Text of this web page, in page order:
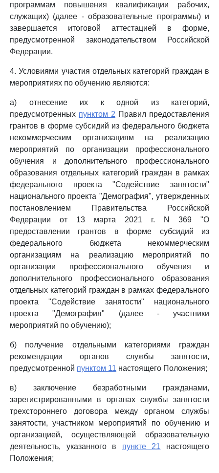
программам повышения квалификации рабочих,
служащих) (далее - образовательные программы) и
завершается итоговой аттестацией в форме,
предусмотренной законодательством Российской
Федерации.
4. Условиями участия отдельных категорий граждан в
мероприятиях по обучению являются:
а) отнесение их к одной из категорий,
предусмотренных пунктом 2 Правил предоставления
грантов в форме субсидий из федерального бюджета
некоммерческим организациям на реализацию
мероприятий по организации профессионального
обучения и дополнительного профессионального
образования отдельных категорий граждан в рамках
федерального проекта "Содействие занятости"
национального проекта "Демография", утвержденных
постановлением Правительства Российской
Федерации от 13 марта 2021 г. N 369 "О
предоставлении грантов в форме субсидий из
федерального бюджета некоммерческим
организациям на реализацию мероприятий по
организации профессионального обучения и
дополнительного профессионального образования
отдельных категорий граждан в рамках федерального
проекта "Содействие занятости" национального
проекта "Демография" (далее - участники
мероприятий по обучению);
б) получение отдельными категориями граждан
рекомендации органов службы занятости,
предусмотренной пунктом 11 настоящего Положения;
в) заключение безработными гражданами,
зарегистрированными в органах службы занятости
трехстороннего договора между органом службы
занятости, участником мероприятий по обучению и
организацией, осуществляющей образовательную
деятельность, указанного в пункте 21 настоящего
Положения;